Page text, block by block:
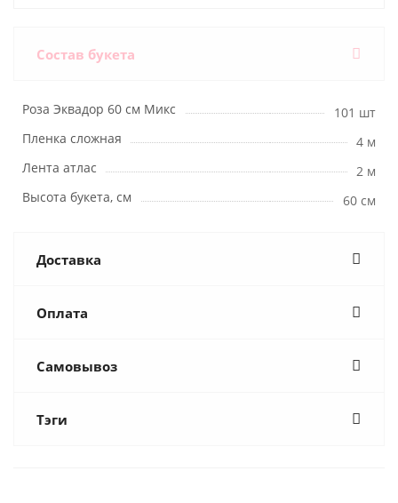
Состав букета
Роза Эквадор 60 см Микс
101 шт
Пленка сложная
4 м
Лента атлас
2 м
Высота букета, см
60 см
Доставка
Оплата
Самовывоз
Тэги